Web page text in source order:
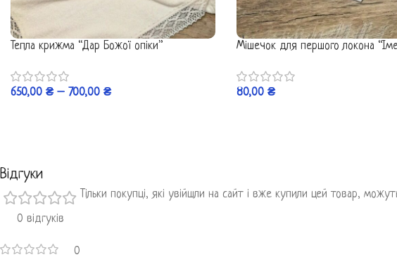
Тепла крижма “Дар Божої опіки”
650,00 ₴ – 700,00 ₴
Мішечок для першого локона
80,00₴
Відгуки
0 відгуків
0
Тільки покупці, які увійшли на сайт і вже купили цей товар,